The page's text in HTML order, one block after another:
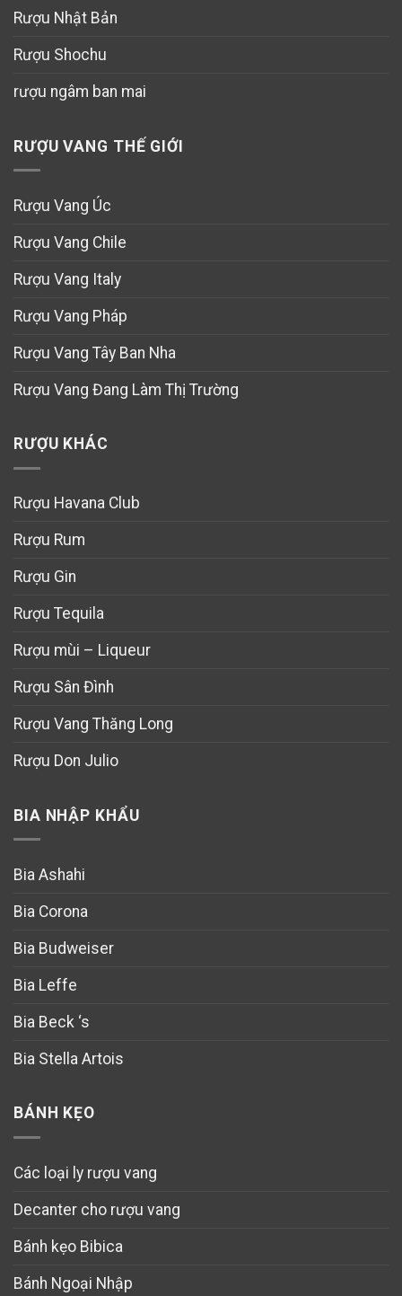
Rượu Nhật Bản
Rượu Shochu
rượu ngâm ban mai
RƯỢU VANG THẾ GIỚI
Rượu Vang Úc
Rượu Vang Chile
Rượu Vang Italy
Rượu Vang Pháp
Rượu Vang Tây Ban Nha
Rượu Vang Đang Làm Thị Trường
RƯỢU KHÁC
Rượu Havana Club
Rượu Rum
Rượu Gin
Rượu Tequila
Rượu mùi – Liqueur
Rượu Sân Đình
Rượu Vang Thăng Long
Rượu Don Julio
BIA NHẬP KHẨU
Bia Ashahi
Bia Corona
Bia Budweiser
Bia Leffe
Bia Beck ‘s
Bia Stella Artois
BÁNH KẸO
Các loại ly rượu vang
Decanter cho rượu vang
Bánh kẹo Bibica
Bánh Ngoại Nhập